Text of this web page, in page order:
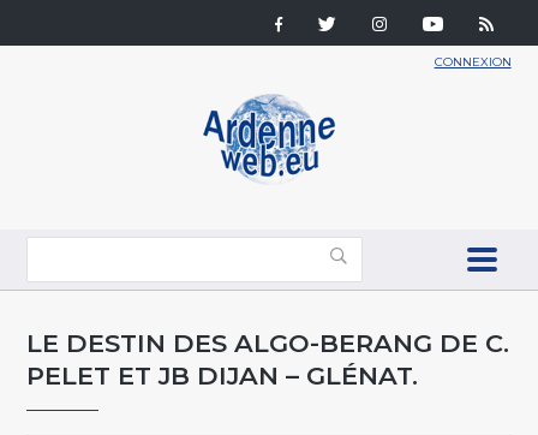
CONNEXION
LE DESTIN DES ALGO-BERANG DE C.
PELET ET JB DIJAN – GLÉNAT.